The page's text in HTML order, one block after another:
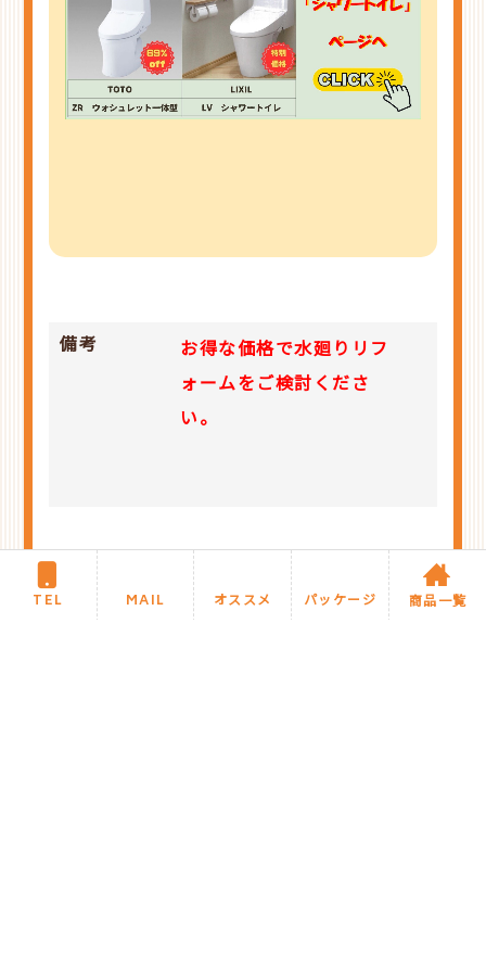
備考
お得な価格で水廻りリフ
ォームをご検討くださ
い。
TEL MAIL オススメ パッケージ 商品一覧